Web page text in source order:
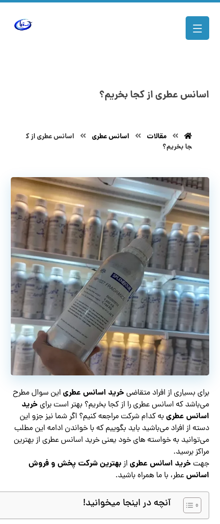
اسانس عطری از کجا بخریم؟
مقالات اسانس عطری
اسانس عطری از ک
جا بخریم؟
برای بسیاری از افراد متقاضی خرید اسانس عطری این سوال مطرح
می‌باشد که اسانس عطری را از کجا بخریم؟ بهتر است برای خرید
اسانس عطری به کدام شرکت مراجعه کنیم؟ اگر شما نیز جزو این
دسته از افراد می‌باشید باید بگوییم که با خواندن ادامه این مطلب
می‌توانید به خواسته‌ های خود یعنی خرید اسانس عطری از بهترین
مراکز برسید.
جهت خرید اسانس عطری ازبهترین شرکت پخش و فروش
اسانسعطر، با ما همراه باشید.
آنچه در اینجا میخوانید!